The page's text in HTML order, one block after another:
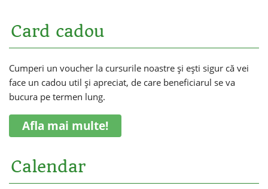
Card cadou
Cumperi un voucher la cursurile noastre și ești sigur că vei
face un cadou util și apreciat, de care beneficiarul se va
bucura pe termen lung.
Afla mai multe!
Calendar